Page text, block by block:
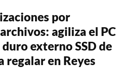
por
agiliza el PC
externo SSD de
regalar en Reyes